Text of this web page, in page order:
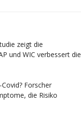
zeigt die
und WIC verbessert die
Forscher
die Risiko